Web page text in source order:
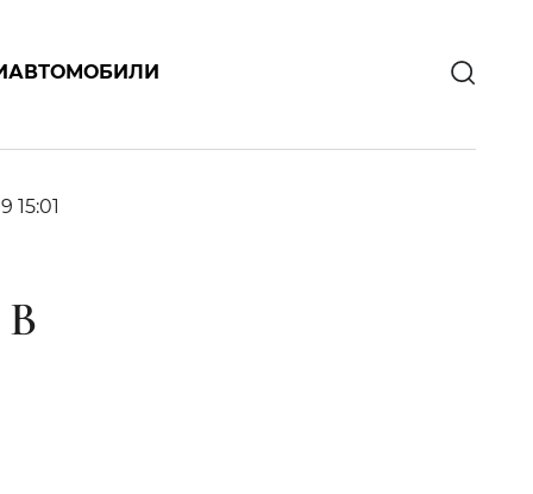
АВТОМОБИЛИ
15:01